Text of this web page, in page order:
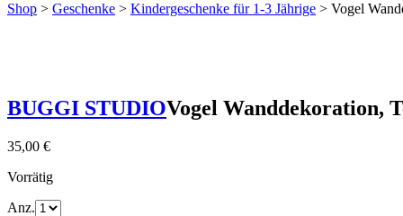
Shop > Geschenke > Kindergeschenke für 1-3 Jährige > Vogel
BUGGI STUDIOVogel Wanddekoration,
35,00 €
Vorrätig
Anz.